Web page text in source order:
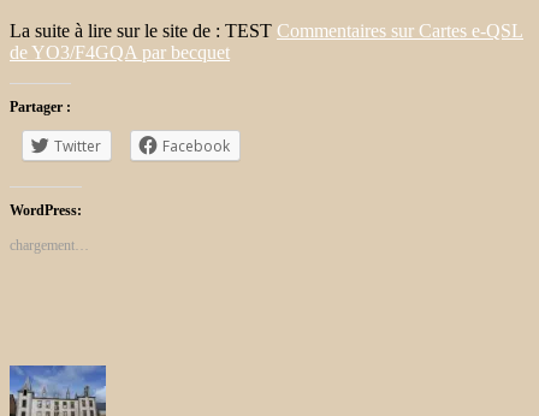
La suite à lire sur le site de : TEST Commentaires sur Cartes e-QSL
de YO3/F4GQA par becquet
Partager :
Twitter Facebook
WordPress:
chargement…